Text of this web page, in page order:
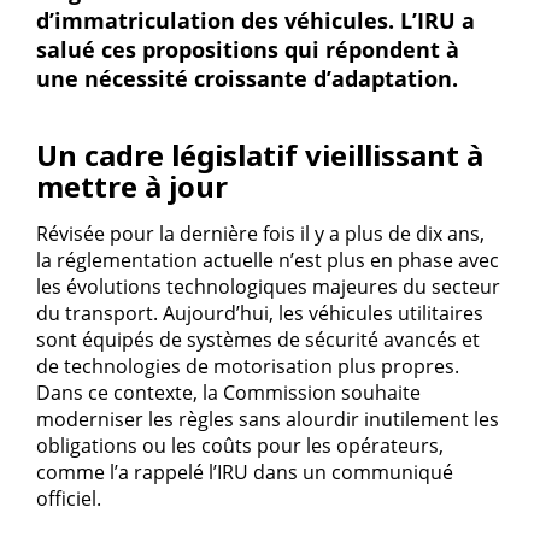
d’immatriculation des véhicules. L’IRU a
salué ces propositions qui répondent à
une nécessité croissante d’adaptation.
Un cadre législatif vieillissant à
mettre à jour
Révisée pour la dernière fois il y a plus de dix ans,
la réglementation actuelle n’est plus en phase avec
les évolutions technologiques majeures du secteur
du transport. Aujourd’hui, les véhicules utilitaires
sont équipés de systèmes de sécurité avancés et
de technologies de motorisation plus propres.
Dans ce contexte, la Commission souhaite
moderniser les règles sans alourdir inutilement les
obligations ou les coûts pour les opérateurs,
comme l’a rappelé l’IRU dans un communiqué
officiel.